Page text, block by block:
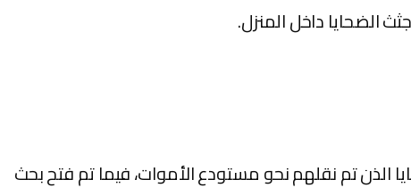
الضحايا داخل المنزل.
الذن تم نقلهم نحو مستودع الأموات، فيما تم فتح بحث